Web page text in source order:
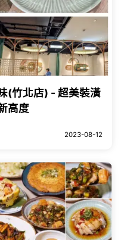
(竹北店) - 超美裝潢
高度
2023-08-12